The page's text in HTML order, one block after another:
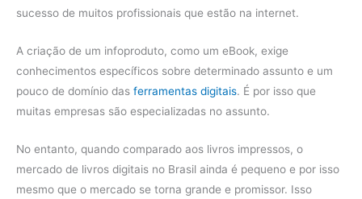
sucesso de muitos profissionais que estão na internet.
A criação de um infoproduto, como um eBook, exige
conhecimentos específicos sobre determinado assunto e um
pouco de domínio das ferramentas digitais. É por isso que
muitas empresas são especializadas no assunto.
No entanto, quando comparado aos livros impressos, o
mercado de livros digitais no Brasil ainda é pequeno e por isso
mesmo que o mercado se torna grande e promissor. Isso